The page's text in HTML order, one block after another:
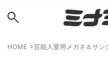
HOME >芸能人愛用メガネ＆サン